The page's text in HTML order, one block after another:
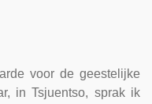
voor de geestelijke
in Tsjuentso, sprak ik